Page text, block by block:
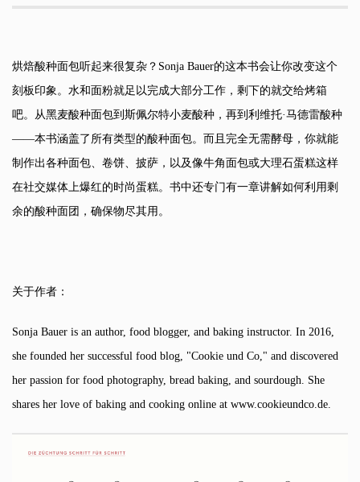
烘焙酸种面包听起来很复杂？Sonja Bauer的这本书会让你改变这个
刻板印象。水和面粉就足以完成大部分工作，剩下的就交给烤箱
吧。从黑麦酸种面包到斯佩尔特小麦酸种，再到利维托·马德雷酸种
——本书涵盖了所有类型的酸种面包。而且完全无需酵母，你就能
制作出各种面包、卷饼、披萨，以及像牛角面包或大理石蛋糕这样
在社交媒体上爆红的时尚蛋糕。书中还专门有一章讲解如何利用剩
余的酸种面团，确保物尽其用。
关于作者：
Sonja Bauer is an author, food blogger, and baking instructor. In 2016,
she founded her successful food blog, "Cookie und Co," and discovered
her passion for food photography, bread baking, and sourdough. She
shares her love of baking and cooking online at www.cookieundco.de.